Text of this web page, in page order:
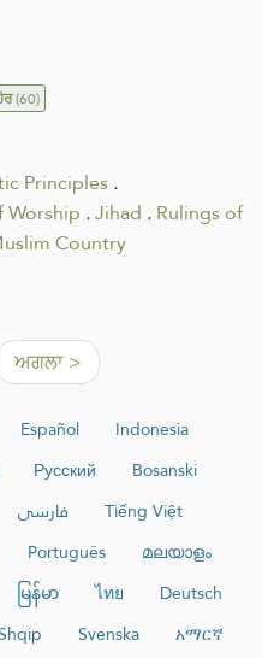
(60)
Principles.
.Jihad .Rulings of
Country
ਅਗਲਾ >
Español
Indonesia
Русский
Bosanski
فارسی
Tiếng Việt
Português
മലയാളം
မြန်မာ ไทย
Deutsch
Svenska
አማርኛ